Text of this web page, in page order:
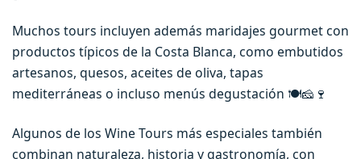
Muchos tours incluyen además maridajes gourmet con
productos típicos de la Costa Blanca, como embutidos
artesanos, quesos, aceites de oliva, tapas
mediterráneas o incluso menús degustación 🍽️🧀🍷
Algunos de los Wine Tours más especiales también
combinan naturaleza, historia y gastronomía, con